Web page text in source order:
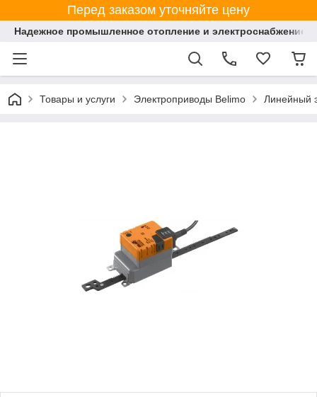
Перед заказом уточняйте цену
Надежное промышленное отопление и электроснабжение
Товары и услуги Электроприводы Belimo Линейный